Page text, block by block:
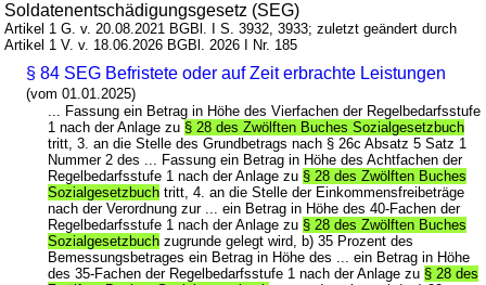
Soldatenentschädigungsgesetz (SEG)
Artikel 1 G. v. 20.08.2021 BGBl. I S. 3932, 3933; zuletzt geändert durch
Artikel 1 V. v. 18.06.2026 BGBl. 2026 I Nr. 185
§ 84 SEG Befristete oder auf Zeit erbrachte Leistungen
(vom 01.01.2025)
... Fassung ein Betrag in Höhe des Vierfachen der Regelbedarfsstufe
1 nach der Anlage zu § 28 des Zwölften Buches Sozialgesetzbuch
tritt, 3. an die Stelle des Grundbetrags nach § 26c Absatz 5 Satz 1
Nummer 2 des ... Fassung ein Betrag in Höhe des Achtfachen der
Regelbedarfsstufe 1 nach der Anlage zu § 28 des Zwölften Buches
Sozialgesetzbuch tritt, 4. an die Stelle der Einkommensfreibeträge
nach der Verordnung zur ... ein Betrag in Höhe des 40-Fachen der
Regelbedarfsstufe 1 nach der Anlage zu § 28 des Zwölften Buches
Sozialgesetzbuch zugrunde gelegt wird, b) 35 Prozent des
Bemessungsbetrages ein Betrag in Höhe des ... ein Betrag in Höhe
des 35-Fachen der Regelbedarfsstufe 1 nach der Anlage zu § 28 des